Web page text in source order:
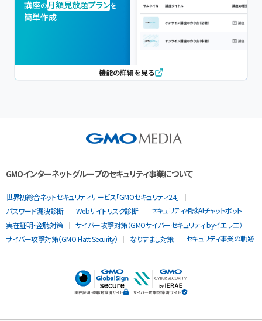
講座の月額見放題プランを
簡単作成
機能の詳細を見る
GMOインターネットグループのセキュリティ事業について
世界初総合ネットセキュリティサービス「GMOセキュリティ24」
パスワード漏洩診断
Webサイトリスク診断
セキュリティ相談AIチャットボット
実在証明・盗聴対策
サイバー攻撃対策（GMOサイバーセキュリティ byイエラエ）
サイバー攻撃対策（GMO Flatt Security）
なりすまし対策 セキュリティ事業の軌跡